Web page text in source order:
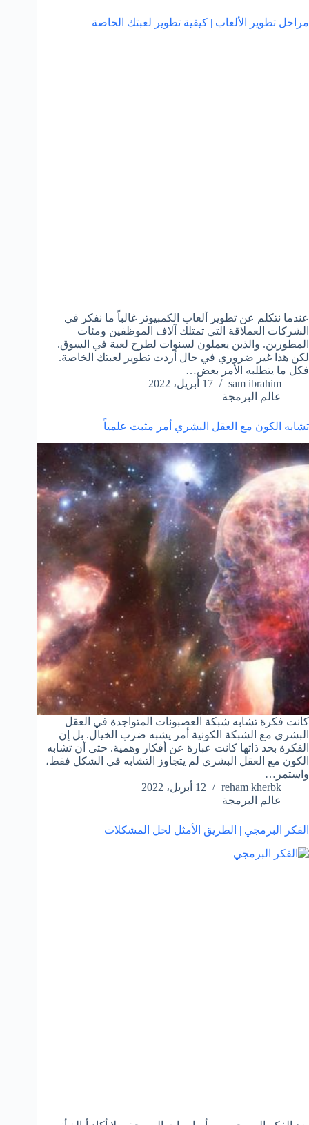
مراحل تطوير الألعاب | كيفية تطوير لعبتك الخاصة
عندما نتكلم عن تطوير ألعاب الكمبيوتر غالباً ما نفكر في
الشركات العملاقة التي تمتلك آلاف الموظفين ومئات
المطورين. والذين يعملون لسنوات لطرح لعبة في السوق.
لكن هذا غير ضروري في حال أردت تطوير لعبتك الخاصة.
فكل ما يتطلبه الأمر بعض…
sam ibrahim
17 أبريل، 2022
عالم البرمجة
تشابه الكون مع العقل البشري أمر مثبت علمياً
كانت فكرة تشابه شبكة العصبونات المتواجدة في العقل
البشري مع الشبكة الكونية أمر يشبه ضرب الخيال. بل إن
الفكرة بحد ذاتها كانت عبارة عن أفكار وهمية. حتى أن تشابه
الكون مع العقل البشري لم يتجاوز التشابه في الشكل فقط،
واستمر…
reham kherbk
12 أبريل، 2022
عالم البرمجة
الفكر البرمجي | الطريق الأمثل لحل المشكلات